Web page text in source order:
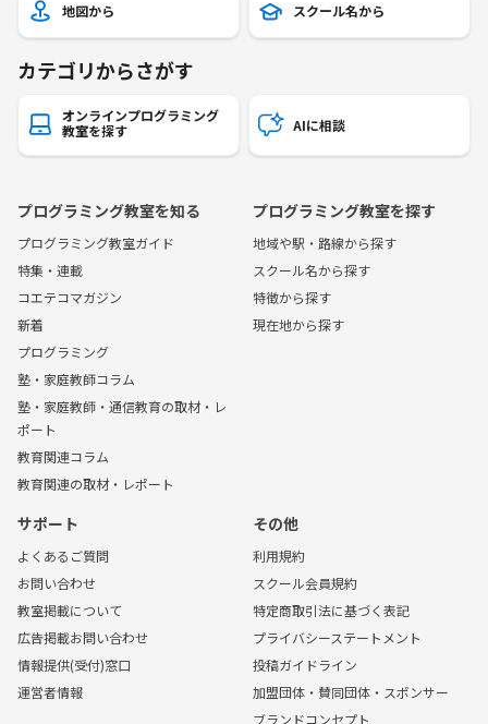
地図から スクール名から
カテゴリからさがす
オンラインプログラミング
教室を探す
AIに相談
プログラミング教室を知る
プログラミング教室ガイド
特集・連載
コエテコマガジン
新着
プログラミング
塾・家庭教師コラム
塾・家庭教師・通信教育の取材・レ
ポート
教育関連コラム
教育関連の取材・レポート
プログラミング教室を探す
地域や駅・路線から探す
スクール名から探す
特徴から探す
現在地から探す
サポート
よくあるご質問
お問い合わせ
教室掲載について
広告掲載お問い合わせ
情報提供(受付)窓口
運営者情報
その他
利用規約
スクール会員規約
特定商取引法に基づく表記
プライバシーステートメント
投稿ガイドライン
加盟団体・賛同団体・スポンサー
ブランドコンセプト